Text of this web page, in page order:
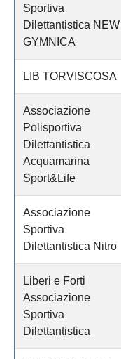
Sportiva
Dilettantistica NEW
GYMNICA
LIB TORVISCOSA
Associazione
Polisportiva
Dilettantistica
Acquamarina
Sport&Life
Associazione
Sportiva
Dilettantistica Nitro
Liberi e Forti
Associazione
Sportiva
Dilettantistica